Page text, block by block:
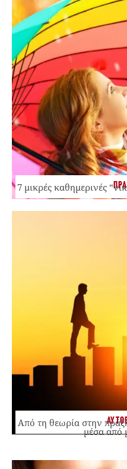
7 μικρές καθημερινές
Από τη θεωρία στην
μέσα από